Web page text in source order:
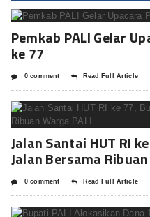
Pemkab PALI Gelar
ke 77
0 comment Read Full Article
Jalan Santai HUT RI
Jalan Bersama
0 comment Read Full Article